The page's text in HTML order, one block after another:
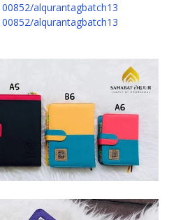
alqurantagbatch13
alqurantagbatch13